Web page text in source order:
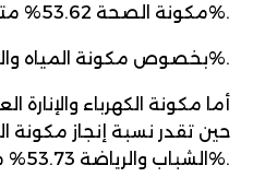
مكونة الصحة 53.62% متجاوزة نسبة الآجال المستنفذة والبالغة 51.54%.
بخصوص مكونة المياه والصرف الصحي، وصلت نسبة الإنجاز 67.13% بينما لم تتجاوز نسبة الآجال المستنفذة 50%.
الشباب والرياضة 53.73% مع نسبة آجال مستنفذة 53.68%.